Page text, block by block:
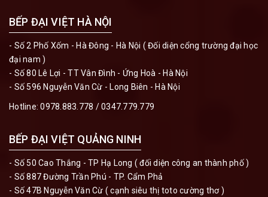
BẾP ĐẠI VIỆT HÀ NỘI
- Số 2 Phố Xốm - Hà Đông - Hà Nội ( Đối diện cổng trường đại học
đại nam )
- Số 80 Lê Lợi - TT Vân Đình - Ứng Hoà - Hà Nội
- Số 596 Nguyễn Văn Cừ - Long Biên - Hà Nội
Hotline:0978.883.778 /0347.779.779
BẾP ĐẠI VIỆT QUẢNG NINH
- Số 50 Cao Thắng - TP Hạ Long ( đối diện công an thành phố )
- Số 887 Đường Trần Phú - TP. Cẩm Phả
- Số 47B Nguyễn Văn Cừ ( cạnh siêu thị toto cường thơ )